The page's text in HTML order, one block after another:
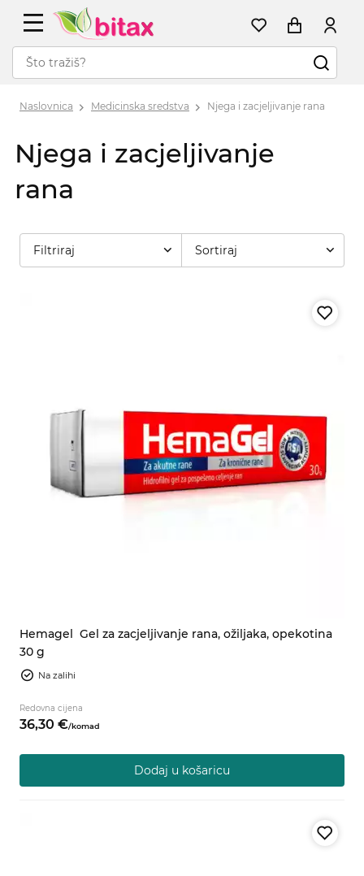
Naslovnica Medicinska sredstva Njega i zacjeljivanje rana
Njega i zacjeljivanje
rana
Filtriraj Sortiraj
Hemagel Gel za zacjeljivanje rana, ožiljaka, opekotina
30 g
Na zalihi
Redovna cijena
36,30 €/komad
Dodaj u košaricu